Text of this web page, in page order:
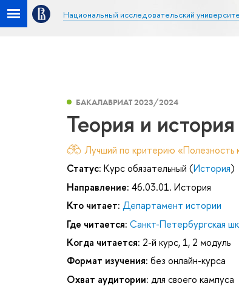
Национальный исследовательский
БАКАЛАВРИАТ 2023/2024
Теория и
Лучший по критерию «Полезность
Статус: Курс обязательный (История)
Направление: 46.03.01. История
Кто читает: Департамент истории
Где читается: Санкт-Петербургская
Когда читается: 2-й курс, 1, 2 модуль
Формат изучения: без онлайн-курса
Охват аудитории: для своего кампуса